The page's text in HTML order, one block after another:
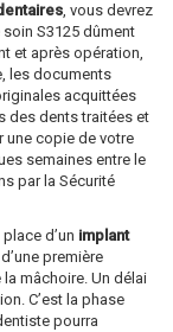
, vous devrez
S3125 dûment
et après opération,
les documents
acquittées
des dents traitées et
une copie de votre
semaines entre le
par la Sécurité
d’un implant
première
la mâchoire. Un délai
C’est la phase
pourra